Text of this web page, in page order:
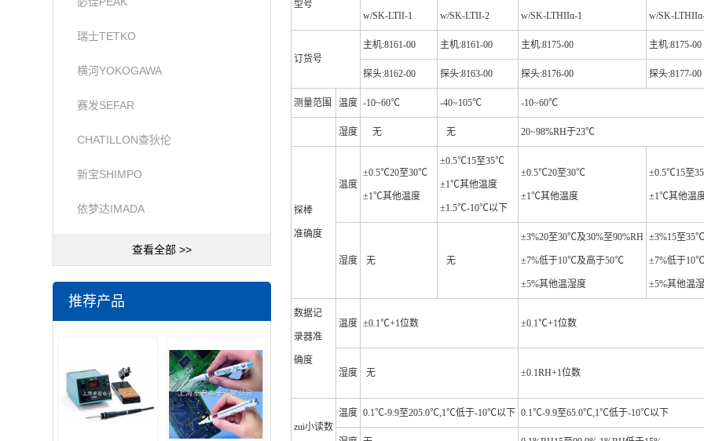
瑞士TETKO
横河YOKOGAWA
赛发SEFAR
CHATILLON查狄伦
新宝SHIMPO
依梦达IMADA
查看全部 >>
推荐产品
型号
w/SK-LTII-1 w/SK-LTII-2 w/SK-LTHIIɑ-1 w/SK-
订货号
主机:8161-00 主机:8161-00 主机:8175-00 主机:8175-00
探头:8162-00 探头:8163-00 探头:8176-00 探头:8177-00
测量范围 温度 -10~60℃ -40~105℃ -10~60℃
湿度 无 无 20~98%RH于23℃
探棒
准确度
温度
±0.5℃20至30℃
±1℃其他温度
±0.5℃15至35℃
±1℃其他温度
±1.5℃-10℃以下
±0.5℃20至30℃
±1℃其他温度
±0.5℃15至
±1℃其他温
湿度 无 无
±3%20至30℃及30%至90%RH
±7%低于10℃及高于50℃
±5%其他温湿度
±3%15至
±7%低于
±5%其他温
数据记
录器准
确度
温度 ±0.1℃+1位数 ±0.1℃+1位数
湿度 无 ±0.1RH+1位数
zui小读数
温度 0.1℃-9.9至205.0℃,1℃低于-10℃以下 0.1℃-9.9至65.0℃,1℃低于-10℃以下